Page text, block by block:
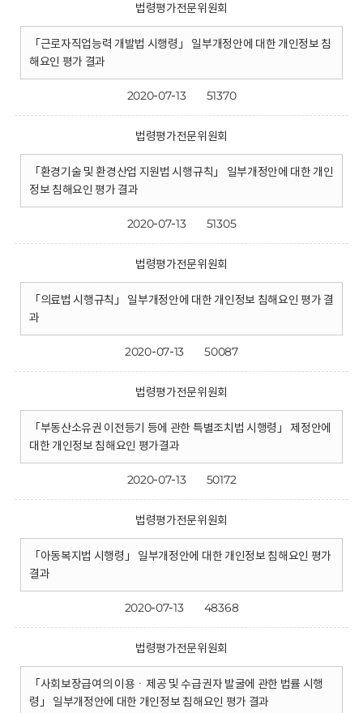
법령평가전문위원회
「근로자직업능력 개발법 시행령」 일부개정안에 대한 개인정보 침
해요인 평가 결과
2020-07-13 51370
법령평가전문위원회
「환경기술 및 환경산업 지원법 시행규칙」 일부개정안에 대한 개인
정보 침해요인 평가 결과
2020-07-13 51305
법령평가전문위원회
「의료법 시행규칙」 일부개정안에 대한 개인정보 침해요인 평가 결
과
2020-07-13 50087
법령평가전문위원회
「부동산소유권 이전등기 등에 관한 특별조치법 시행령」 제정안에
대한 개인정보 침해요인 평가결과
2020-07-13 50172
법령평가전문위원회
「아동복지법 시행령」 일부개정안에 대한 개인정보 침해요인 평가
결과
2020-07-13 48368
법령평가전문위원회
「사회보장급여의 이용ㆍ제공 및 수급권자 발굴에 관한 법률 시행
령」 일부개정안에 대한 개인정보 침해요인 평가 결과